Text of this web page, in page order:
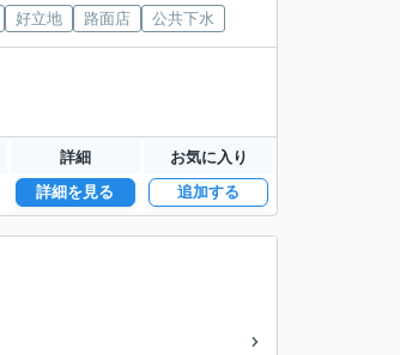
好立地 路面店 公共下水
詳細 お気に入り
詳細を見る 追加する